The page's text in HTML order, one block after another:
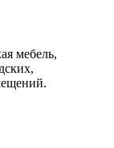
мебель,